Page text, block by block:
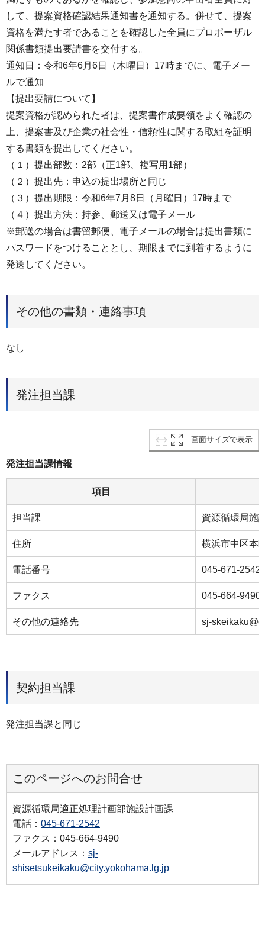
して、提案資格確認結果通知書を通知する。併せて、提案
資格を満たす者であることを確認した全員にプロポーザル
関係書類提出要請書を交付する。
通知日：令和6年6月6日（木曜日）17時までに、電子メー
ルで通知
【提出要請について】
提案資格が認められた者は、提案書作成要領をよく確認の
上、提案書及び企業の社会性・信頼性に関する取組を証明
する書類を提出してください。
（１）提出部数：2部（正1部、複写用1部）
（２）提出先：申込の提出場所と同じ
（３）提出期限：令和6年7月8日（月曜日）17時まで
（４）提出方法：持参、郵送又は電子メール
※郵送の場合は書留郵便、電子メールの場合は提出書類に
パスワードをつけることとし、期限までに到着するように
発送してください。
その他の書類・連絡事項
なし
発注担当課
画面サイズで表示
発注担当課情報
項目
担当課 資源循環局施
住所 横浜市中区本
電話番号 045-671-2542
ファクス 045-664-9490
その他の連絡先 sj-
契約担当課
発注担当課と同じ
このページへのお問合せ
資源循環局適正処理計画部施設計画課
電話： 045-671-2542
ファクス：045-664-9490
メールアドレス： sj-
shisetsukeikaku@city.yokohama.lg.jp